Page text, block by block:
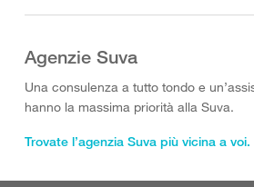
Agenzie Suva
Una consulenza a tutto tondo e
hanno la massima priorità alla Suva.
Trovate l’agenzia Suva più vicina a voi.